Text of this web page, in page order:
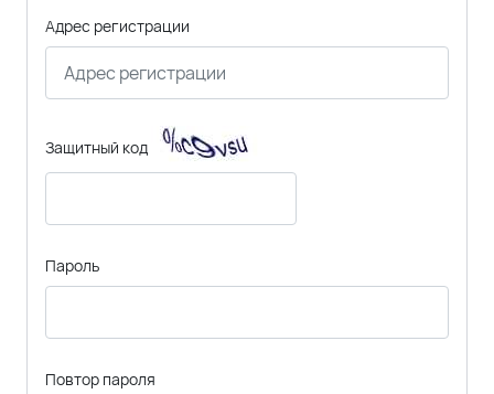
Адрес регистрации
Защитный код
Пароль
Повтор пароля